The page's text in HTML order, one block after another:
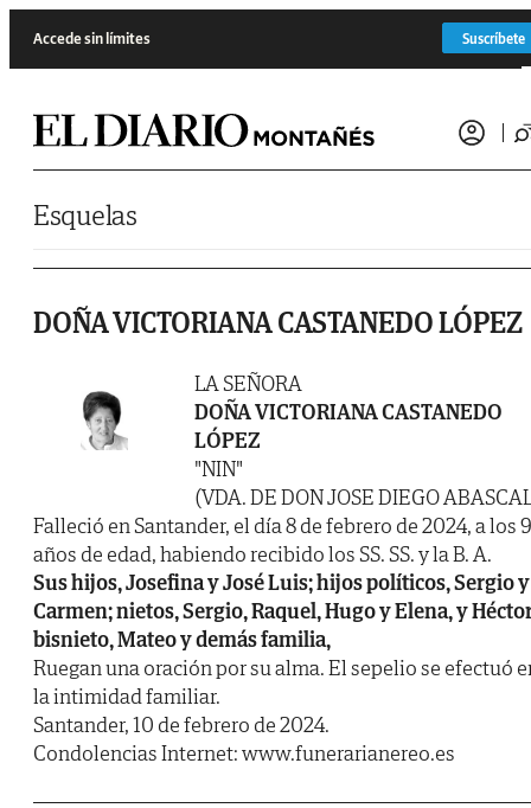
Accede sin límites Suscríbete
Esquelas
DOÑA VICTORIANA CASTANEDO LÓPEZ
LA SEÑORA
DOÑA VICTORIANA CASTANEDO
LÓPEZ
"NIN"
(VDA. DE DON JOSE DIEGO
Falleció en Santander, el día 8 de febrero de 2024, a los
años de edad, habiendo recibido los SS. SS. y la B. A.
Sus hijos, Josefina y José Luis; hijos políticos, Sergio y
Carmen; nietos, Sergio, Raquel, Hugo y Elena, y
bisnieto, Mateo y demás familia,
Ruegan una oración por su alma. El sepelio se efectuó
la intimidad familiar.
Santander, 10 de febrero de 2024.
Condolencias Internet: www.funerarianereo.es